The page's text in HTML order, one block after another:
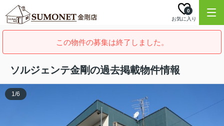
お気に入り
0
この物件の募集は終了しました。
ソルジェンテ金剛の過去掲載物件情報
1/6